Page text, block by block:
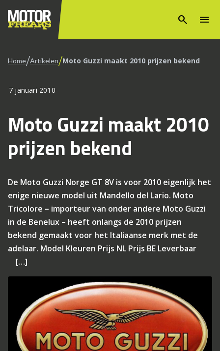
search menu
Home/Artikelen/Moto Guzzi maakt 2010 prijzen bekend
7 januari 2010
Moto Guzzi maakt 2010
prijzen bekend
De Moto Guzzi Norge GT 8V is voor 2010 eigenlijk het
enige nieuwe model uit Mandello del Lario. Moto
Tricolore – importeur van onder andere Moto Guzzi
in de Benelux – heeft onlangs de 2010 prijzen
bekend gemaakt voor het Italiaanse merk met de
adelaar. Model Kleuren Prijs NL Prijs BE Leverbaar
[…]